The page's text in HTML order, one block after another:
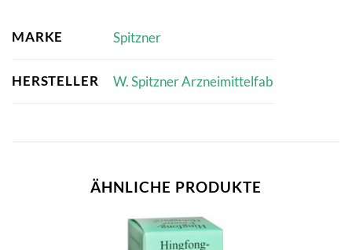
MARKE Spitzner
HERSTELLER W. Spitzner Arzneimittelfab
ÄHNLICHE PRODUKTE